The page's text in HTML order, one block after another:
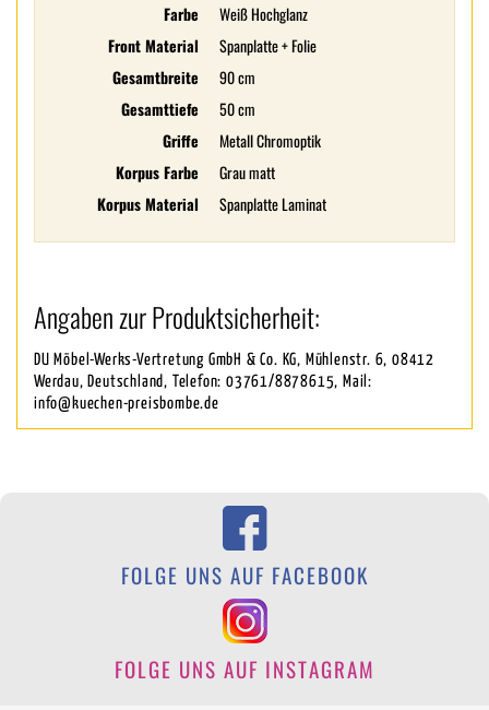
Farbe
Weiß Hochglanz
Front Material
Spanplatte + Folie
Gesamtbreite
90 cm
Gesamttiefe
50 cm
Griffe
Metall Chromoptik
Korpus Farbe
Grau matt
Korpus Material
Spanplatte Laminat
Angaben zur Produktsicherheit:
DU Möbel-Werks-Vertretung GmbH & Co. KG, Mühlenstr. 6, 08412
Werdau, Deutschland, Telefon: 03761/8878615, Mail:
info@kuechen-preisbombe.de
FOLGE UNS AUF FACEBOOK
FOLGE UNS AUF INSTAGRAM